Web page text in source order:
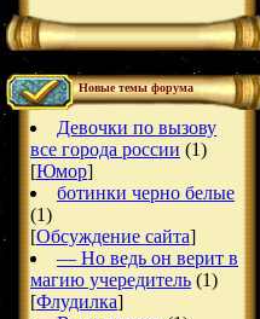
Новые темы форума
Девочки по вызову
все города россии (1)
[Юмор]
ботинки черно белые
(1)
[Обсуждение сайта]
— Но ведь он верит в
магию учередитель (1)
[Флудилка]